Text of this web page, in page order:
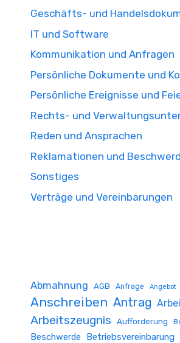
Geschäfts- und
IT und Software
Kommunikation und Anfragen
Persönliche Dokumente und
Persönliche Ereignisse und
Rechts- und
Reden und Ansprachen
Reklamationen und
Sonstiges
Verträge und Vereinbarungen
Abmahnung AGB Anfrage Angebot
Anschreiben Antrag
Arbeitszeugnis Aufforderung
Beschwerde Betriebsvereinbarung